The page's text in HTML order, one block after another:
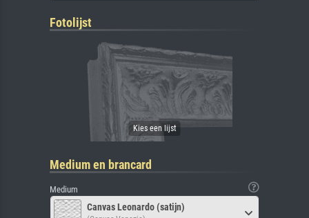
Fotolijst
Medium en brancard
Medium
Canvas Leonardo (satijn)